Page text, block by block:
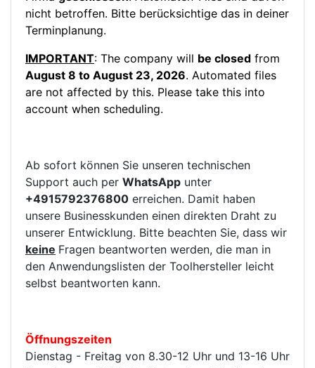
nicht betroffen. Bitte berücksichtige das in deiner
Terminplanung.
IMPORTANT: The company will be closed from
August 8 to August 23, 2026. Automated files
are not affected by this. Please take this into
account when scheduling.
Ab sofort können Sie unseren technischen
Support auch per WhatsApp unter
+4915792376800 erreichen. Damit haben
unsere Businesskunden einen direkten Draht zu
unserer Entwicklung. Bitte beachten Sie, dass wir
keine Fragen beantworten werden, die man in
den Anwendungslisten der Toolhersteller leicht
selbst beantworten kann.
Öffnungszeiten
Dienstag - Freitag von 8.30-12 Uhr und 13-16 Uhr